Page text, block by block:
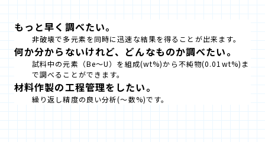
もっと早く調べたい。
非破壊で多元素を同時に迅速な結果を得ることが出来ます。
何か分からないけれど、どんなものか調べたい。
試料中の元素（Be～U）を組成(wt%)から不純物(0.01wt%)ま
で調べることができます。
材料作製の工程管理をしたい。
繰り返し精度の良い分析(～数%)です。